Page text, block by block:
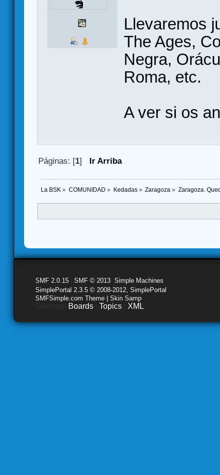
Llevaremos
The Ages,
Negra,
Roma, etc.
A ver si os
Páginas: [1] Ir Arriba
La BSK » COMUNIDAD » Kedadas» Zaragoza » Zaragoza.
SMF 2.0.15 SMF © 2013 Simple Machines
SimplePortal 2.3.5 © 2008-2012, SimplePortal
SMFSimple.com Theme | Skin Samp
Boards Topics XML